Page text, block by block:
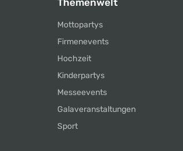
Mottopartys
Firmenevents
Hochzeit
Kinderpartys
Messeevents
Galaveranstaltungen
Sport